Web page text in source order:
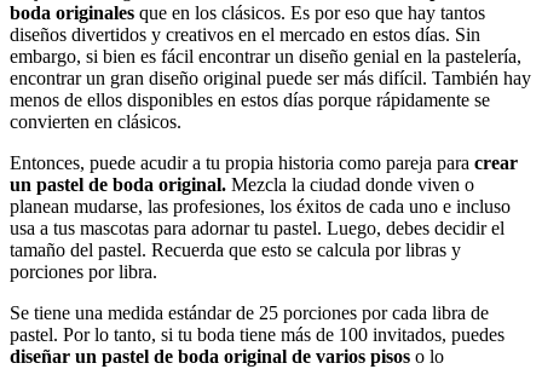
boda originales que en los clásicos. Es por eso que hay tantos
diseños divertidos y creativos en el mercado en estos días. Sin
embargo, si bien es fácil encontrar un diseño genial en la pastelería,
encontrar un gran diseño original puede ser más difícil. También hay
menos de ellos disponibles en estos días porque rápidamente se
convierten en clásicos.
Entonces, puede acudir a tu propia historia como pareja para crear
un pastel de boda original. Mezcla la ciudad donde viven o
planean mudarse, las profesiones, los éxitos de cada uno e incluso
usa a tus mascotas para adornar tu pastel. Luego, debes decidir el
tamaño del pastel. Recuerda que esto se calcula por libras y
porciones por libra.
Se tiene una medida estándar de 25 porciones por cada libra de
pastel. Por lo tanto, si tu boda tiene más de 100 invitados, puedes
diseñar un pastel de boda original de varios pisos o lo